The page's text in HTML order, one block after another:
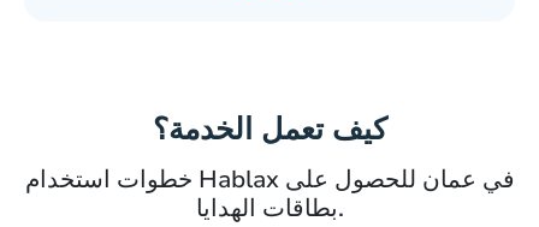
كيف تعمل الخدمة؟
خطوات استخدام Hablax في عمان للحصول على
بطاقات الهدايا.